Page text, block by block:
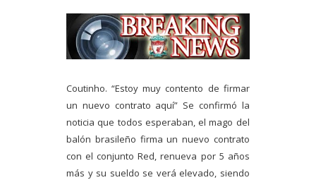
Coutinho. “Estoy muy contento de firmar
un nuevo contrato aquí” Se confirmó la
noticia que todos esperaban, el mago del
balón brasileño firma un nuevo contrato
con el conjunto Red, renueva por 5 años
más y su sueldo se verá elevado, siendo